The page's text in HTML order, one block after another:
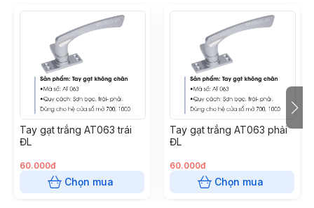
Tay gạt trắng AT063 trái
ĐL
60.000đ
Chọn mua
Tay gạt trắng AT063 phải
ĐL
60.000đ
Chọn mua